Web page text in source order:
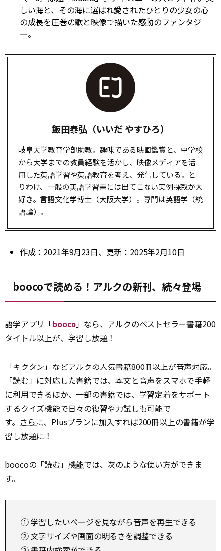
しい海と、その海に選ばれ愛されたひとりの少女の心
の成長を圧巻の歌と映像で描いた感動のファンタジ
ー。
飯田泰弘（いいだ やすひろ）
岐阜大学教育学部助教。趣味である映画鑑賞と、中学校
から大学までの教員経験を活かし、 映像メディアを活
用した英語学習や英語教育を考え、発信している。と
りわけ、一般の英語学習書には出てこない実例採取が大
好き。言語文化学博士（大阪大学）。専門は英語学（統
語論）。
作成：2021年9月23日、更新：2025年2月10日
boocoで読める！アルクの新刊、続々登場
語学アプリ「booco」なら、アルクのベストセラー書籍200
タイトル以上が、学習し放題！
「キクタン」などアルクの人気書籍800冊以上が音声対応。
「読む」に対応した書籍では、本文と音声をスマホで手軽
に利用できるほか、一部の書籍では、学習定着をサポート
するクイズ機能で日々の復習や力試しも可能で
す。 さらに、Plusプランに加入すれば200冊以上の書籍が学
習し放題に！
boocoの「読む」 機能では、次のような使い方ができま
す。
① 学習したいページを見ながら音声を再生できる
② 文字サイズや画面の明るさを調整できる